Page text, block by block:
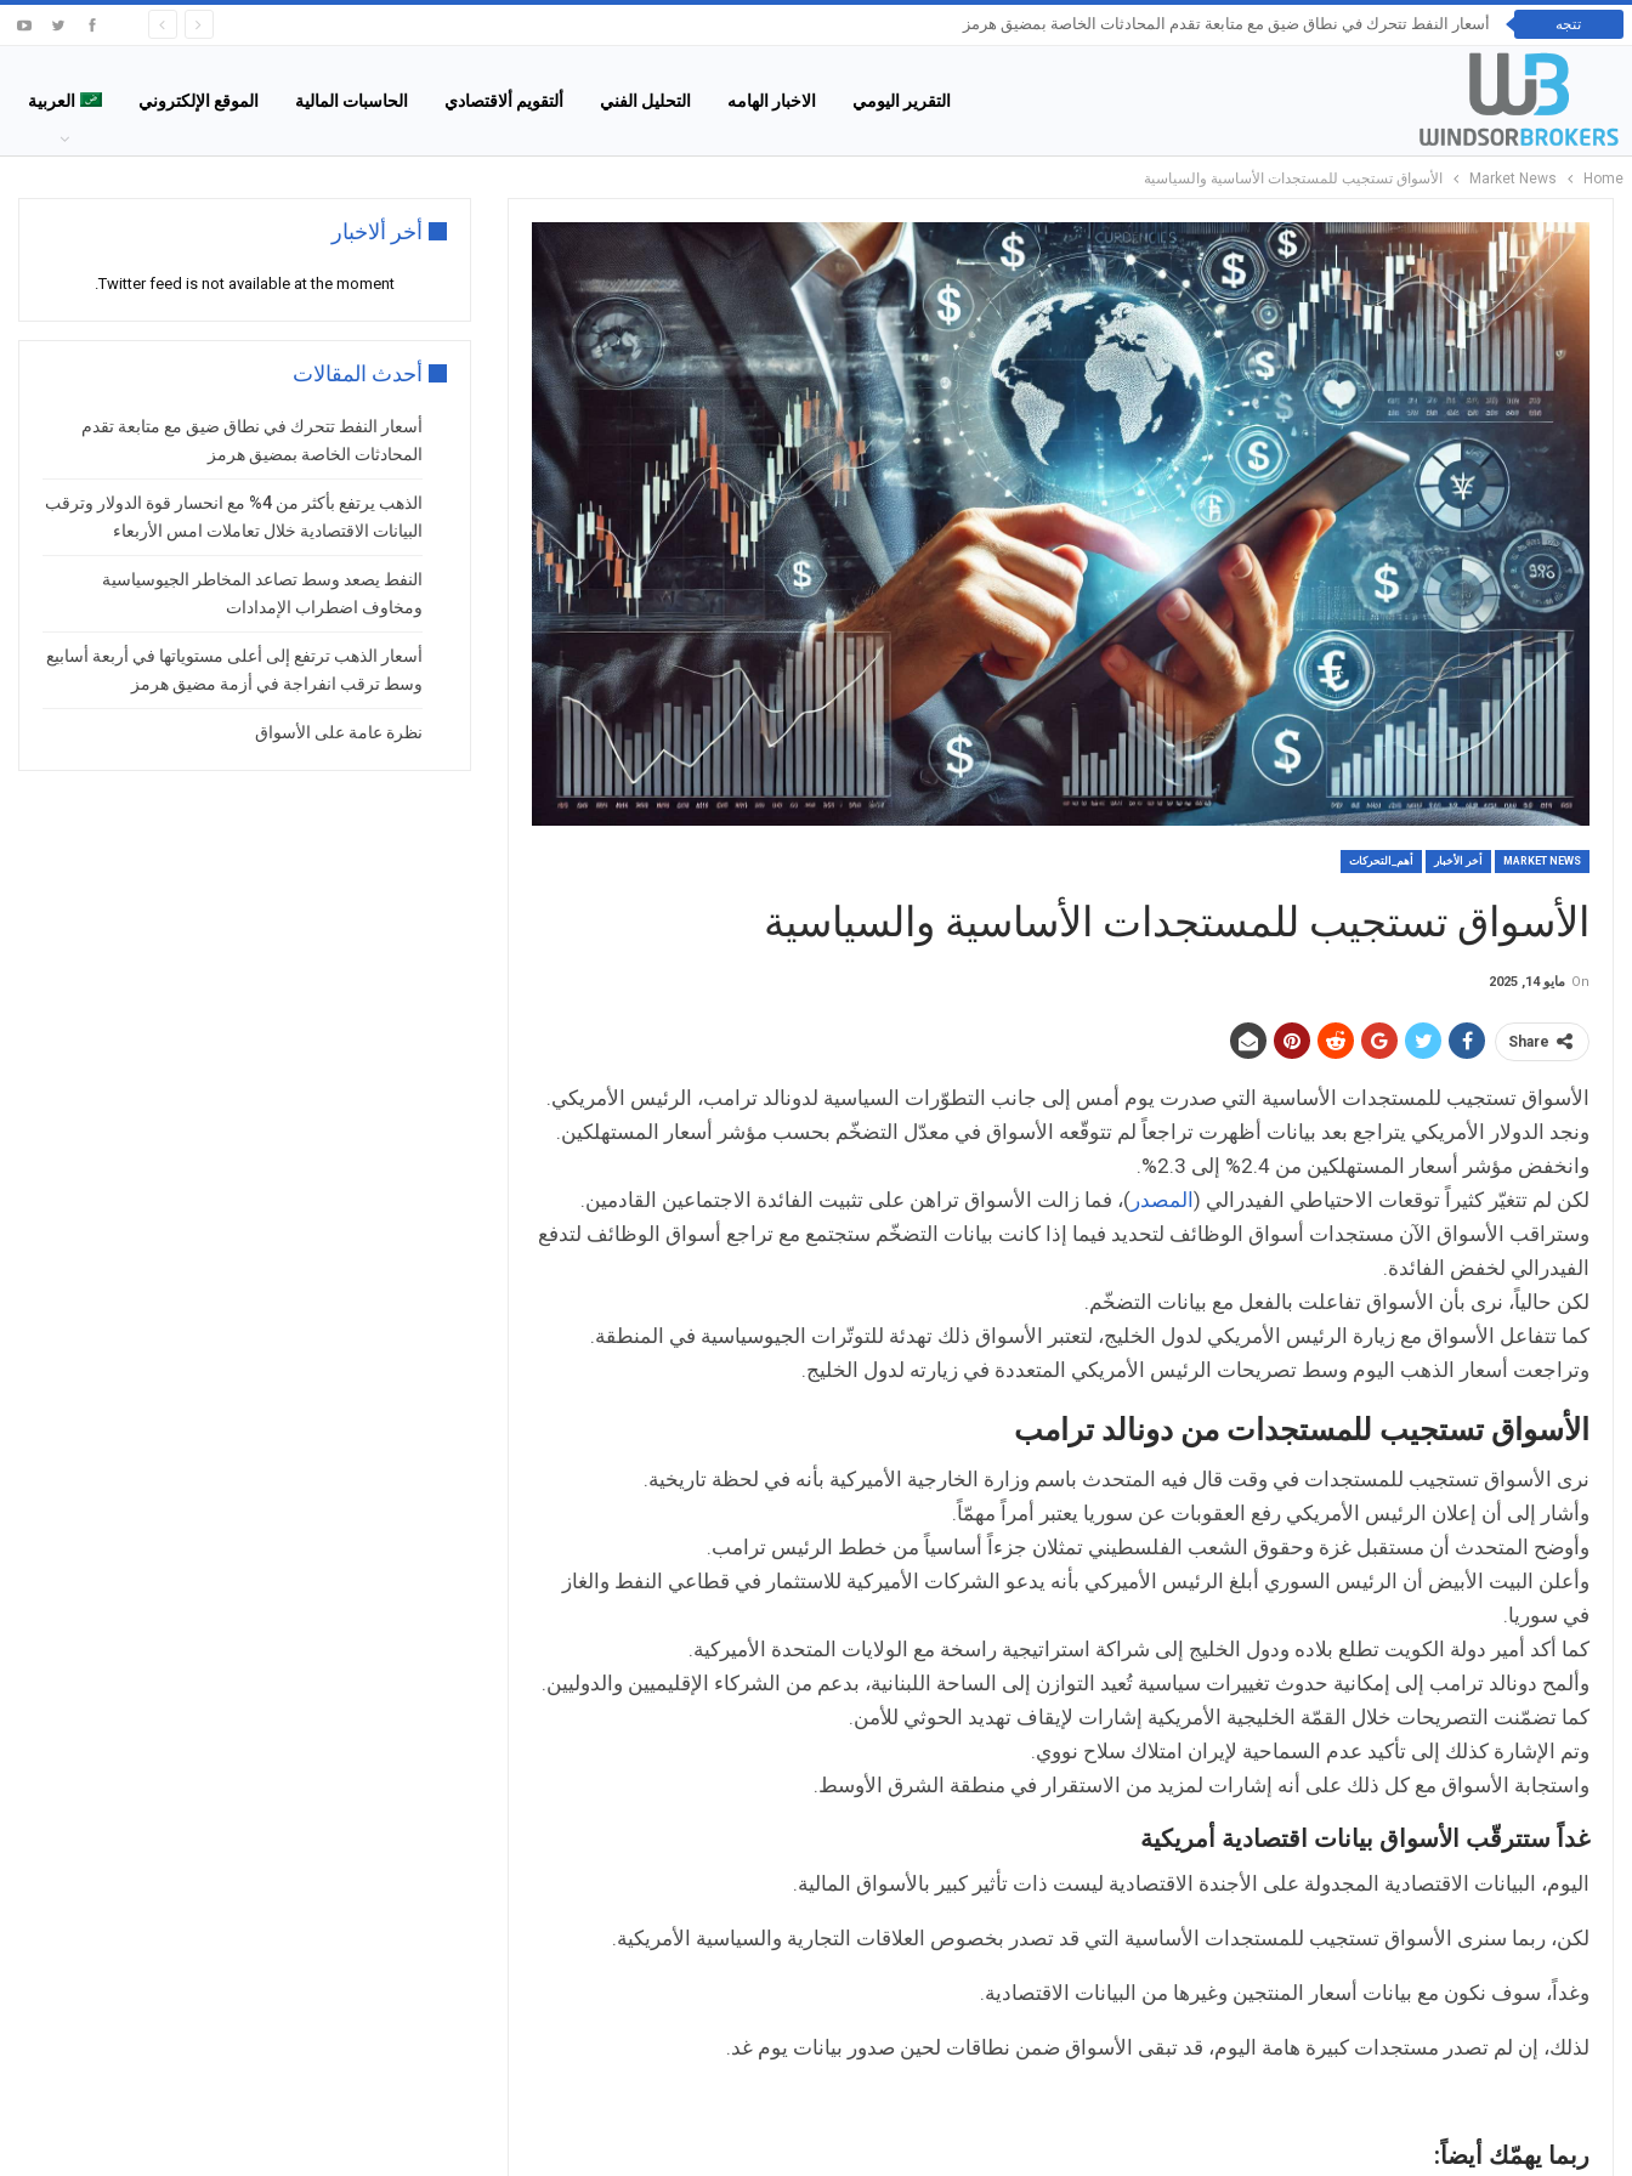
تتجه أسعار النفط تتحرك في نطاق ضيق مع متابعة تقدم المحادثات الخاصة بمضيق هرمز
التقرير اليومي الاخبار الهامه التحليل الفني ألتقويم ألاقتصادي الحاسبات المالية الموقع الإلكتروني العربية
Home
Market News الأسواق تستجيب للمستجدات الأساسية والسياسية
MARKET NEWS أخر الأخبار أهم_التحركات
الأسواق تستجيب للمستجدات الأساسية والسياسية
On مايو 14, 2025
Share
الأسواق تستجيب للمستجدات الأساسية التي صدرت يوم أمس إلى جانب التطوّرات السياسية لدونالد ترامب، الرئيس الأمريكي.
ونجد الدولار الأمريكي يتراجع بعد بيانات أظهرت تراجعاً لم تتوقّعه الأسواق في معدّل التضخّم بحسب مؤشر أسعار المستهلكين.
وانخفض مؤشر أسعار المستهلكين من 2.4% إلى 2.3%.
لكن لم تتغيّر كثيراً توقعات الاحتياطي الفيدرالي ( المصدر )، فما زالت الأسواق تراهن على تثبيت الفائدة الاجتماعين القادمين.
وستراقب الأسواق الآن مستجدات أسواق الوظائف لتحديد فيما إذا كانت بيانات التضخّم ستجتمع مع تراجع أسواق الوظائف لتدفع
الفيدرالي لخفض الفائدة.
لكن حالياً، نرى بأن الأسواق تفاعلت بالفعل مع بيانات التضخّم.
كما تتفاعل الأسواق مع زيارة الرئيس الأمريكي لدول الخليج، لتعتبر الأسواق ذلك تهدئة للتوتّرات الجيوسياسية في المنطقة.
وتراجعت أسعار الذهب اليوم وسط تصريحات الرئيس الأمريكي المتعددة في زيارته لدول الخليج.
الأسواق تستجيب للمستجدات من دونالد ترامب
نرى الأسواق تستجيب للمستجدات في وقت قال فيه المتحدث باسم وزارة الخارجية الأميركية بأنه في لحظة تاريخية.
وأشار إلى أن إعلان الرئيس الأمريكي رفع العقوبات عن سوريا يعتبر أمراً مهمّاً.
وأوضح المتحدث أن مستقبل غزة وحقوق الشعب الفلسطيني تمثلان جزءاً أساسياً من خطط الرئيس ترامب.
وأعلن البيت الأبيض أن الرئيس السوري أبلغ الرئيس الأميركي بأنه يدعو الشركات الأميركية للاستثمار في قطاعي النفط والغاز
في سوريا.
كما أكد أمير دولة الكويت تطلع بلاده ودول الخليج إلى شراكة استراتيجية راسخة مع الولايات المتحدة الأميركية.
وألمح دونالد ترامب إلى إمكانية حدوث تغييرات سياسية تُعيد التوازن إلى الساحة اللبنانية، بدعم من الشركاء الإقليميين والدوليين.
كما تضمّنت التصريحات خلال القمّة الخليجية الأمريكية إشارات لإيقاف تهديد الحوثي للأمن.
وتم الإشارة كذلك إلى تأكيد عدم السماحية لإيران امتلاك سلاح نووي.
واستجابة الأسواق مع كل ذلك على أنه إشارات لمزيد من الاستقرار في منطقة الشرق الأوسط.
غداً ستترقّب الأسواق بيانات اقتصادية أمريكية
اليوم، البيانات الاقتصادية المجدولة على الأجندة الاقتصادية ليست ذات تأثير كبير بالأسواق المالية.
لكن، ربما سنرى الأسواق تستجيب للمستجدات الأساسية التي قد تصدر بخصوص العلاقات التجارية والسياسية الأمريكية.
وغداً، سوف نكون مع بيانات أسعار المنتجين وغيرها من البيانات الاقتصادية.
لذلك، إن لم تصدر مستجدات كبيرة هامة اليوم، قد تبقى الأسواق ضمن نطاقات لحين صدور بيانات يوم غد.
ربما يهمّك أيضاً:
أخر ألاخبار
Twitter feed is not available at the moment.
أحدث المقالات
أسعار النفط تتحرك في نطاق ضيق مع متابعة تقدم
المحادثات الخاصة بمضيق هرمز
الذهب يرتفع بأكثر من 4% مع انحسار قوة الدولار وترقب
البيانات الاقتصادية خلال تعاملات امس الأربعاء
النفط يصعد وسط تصاعد المخاطر الجيوسياسية
ومخاوف اضطراب الإمدادات
أسعار الذهب ترتفع إلى أعلى مستوياتها في أربعة أسابيع
وسط ترقب انفراجة في أزمة مضيق هرمز
نظرة عامة على الأسواق